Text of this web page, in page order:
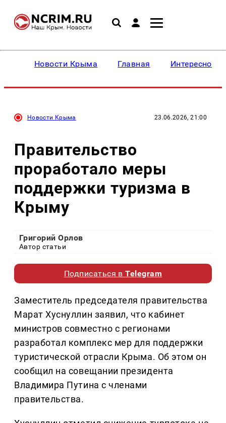
Новости Крыма Главная Интересное
Новости Крыма 23.06.2026, 21:00
Правительство
проработало меры
поддержки туризма в
Крыму
Григорий Орлов
Автор статьи
Подписаться вTelegram
Заместитель председателя правительства
Марат Хуснуллин заявил, что кабинет
министров совместно с регионами
разработал комплекс мер для поддержки
туристической отрасли Крыма. Об этом он
сообщил на совещании президента
Владимира Путина с членами
правительства.